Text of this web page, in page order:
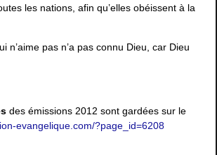
les nations, afin qu’elles obéissent à la
n’aime pas n’a pas connu Dieu, car Dieu
des émissions 2012 sont gardées sur le
evangelique.com/?page_id=6208